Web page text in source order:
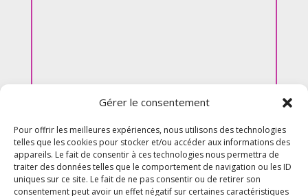
Gérer le consentement
Pour offrir les meilleures expériences, nous utilisons des technologies
telles que les cookies pour stocker et/ou accéder aux informations des
appareils. Le fait de consentir à ces technologies nous permettra de
traiter des données telles que le comportement de navigation ou les ID
uniques sur ce site. Le fait de ne pas consentir ou de retirer son
consentement peut avoir un effet négatif sur certaines caractéristiques